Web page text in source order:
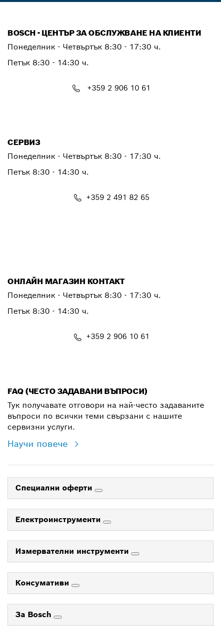
BOSCH - ЦЕНТЪР ЗА ОБСЛУЖВАНЕ НА КЛИЕНТИ
Понеделник - Четвъртък 8:30 - 17:30 ч.
Петък 8:30 - 14:30 ч.
+359 2 906 10 61
СЕРВИЗ
Понеделник - Четвъртък 8:30 - 17:30 ч.
Петък 8:30 - 14:30 ч.
+359 2 491 82 65
ОНЛАЙН МАГАЗИН КОНТАКТ
Понеделник - Четвъртък 8:30 - 17:30 ч.
Петък 8:30 - 14:30 ч.
+359 2 906 10 61
FAQ (ЧЕСТО ЗАДАВАНИ ВЪПРОСИ)
Тук получавате отговори на най-често задаваните
въпроси по всички теми свързани с нашите
сервизни услуги.
Научи повече
Специални оферти
Електроинструменти
Измервателни инструменти
Консумативи
За Bosch